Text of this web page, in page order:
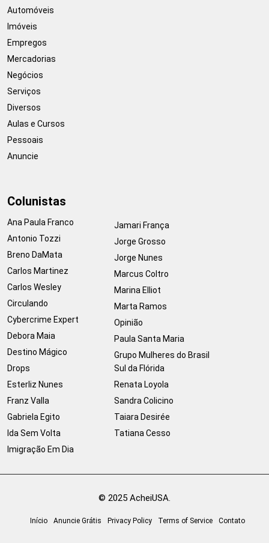
Automóveis
Imóveis
Empregos
Mercadorias
Negócios
Serviços
Diversos
Aulas e Cursos
Pessoais
Anuncie
Colunistas
Ana Paula Franco
Antonio Tozzi
Breno DaMata
Carlos Martinez
Carlos Wesley
Circulando
Cybercrime Expert
Debora Maia
Destino Mágico
Drops
Esterliz Nunes
Franz Valla
Gabriela Egito
Ida Sem Volta
Imigração Em Dia
Jamari França
Jorge Grosso
Jorge Nunes
Marcus Coltro
Marina Elliot
Marta Ramos
Opinião
Paula Santa Maria
Grupo Mulheres do Brasil
Sul da Flórida
Renata Loyola
Sandra Colicino
Taiara Desirée
Tatiana Cesso
© 2025 AcheiUSA.
Início Anuncie Grátis Privacy Policy Terms of Service Contato